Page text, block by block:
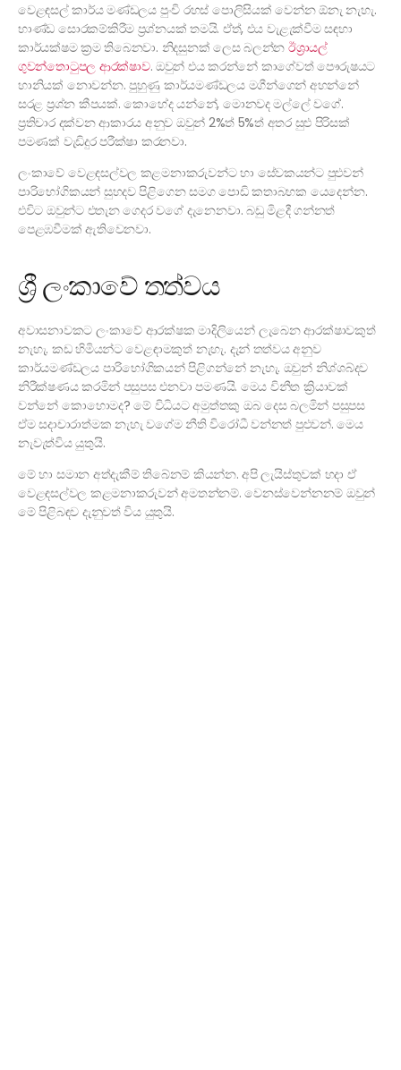
වෙළඳසල් කාර්ය මණ්ඩලය පුංචි රහස් පොලිසියක් වෙන්න ඕනැ නැහැ.
භාණ්ඩ සොරකම්කිරීම ප්‍රශ්නයක් තමයි. ඒත්, එය වැළැක්වීම සඳහා
කාර්යක්ෂම ක්‍රම තිබෙනවා. නිදසුනක් ලෙස බලන්න ඊශ්‍රායල්
ගුවන්තොටුපල ආරක්ෂාව. ඔවුන් එය කරන්නේ කාගේවත් පෞරුෂයට
හානියක් නොවන්න. පුහුණු කාර්යමණ්ඩලය මගීන්ගෙන් අහන්නේ
සරළ ප්‍රශ්න කීපයක්. කොහේද යන්නේ, මොනවද මල්ලේ වගේ.
ප්‍රතිචාර දක්වන ආකාරය අනුව ඔවුන් 2%ත් 5%ත් අතර සුළු පිරිසක්
පමණක් වැඩිදුර පරීක්ෂා කරනවා.
ලංකාවේ වෙළඳසල්වල කළමනාකරුවන්ට හා සේවකයන්ට පුළුවන්
පාරිභෝගිකයන් සුහදව පිළිගෙන සමග පොඩි කතාබහක යෙදෙන්න.
එවිට ඔවුන්ට එතැන ගෙදර වගේ දැනෙනවා. බඩු මිළදී ගන්නත්
පෙළඹවීමක් ඇතිවෙනවා.
ශ්‍රී ලංකාවේ තත්වය
අවාසනාවකට ලංකාවේ ආරක්ෂක මාදිලියෙන් ලැබෙන ආරක්ෂාවකුත්
නැහැ. කඩ හිමියන්ට වෙළඳාමකුත් නැහැ. දැන් තත්වය අනුව
කාර්යමණ්ඩලය පාරිභෝගිකයන් පිළිගන්නේ නැහැ. ඔවුන් නිශ්ශබ්දව
නිරීක්ෂණය කරමින් පසුපස එනවා පමණයි. මෙය විනීත ක්‍රියාවක්
වන්නේ කොහොමද? මේ විධියට අමුත්තකු ඔබ දෙස බලමින් පසුපස
ඒම සදාචාරාත්මක නැහැ වගේම නීති විරෝධී වන්නත් පුළුවන්. මෙය
නැවැත්විය යුතුයි.
මේ හා සමාන අත්දැකීම් තිබේනම් කියන්න. අපි ලැයිස්තුවක් හදා ඒ
වෙළඳසල්වල කළමනාකරුවන් අමතන්නම්. වෙනස්වෙන්නනම් ඔවුන්
මේ පිළිබඳව දැනුවත් විය යුතුයි.